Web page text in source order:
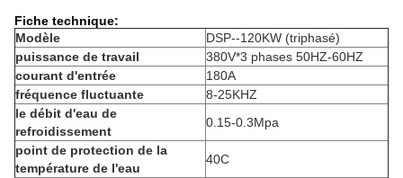
Fiche technique:
Modèle
DSP--120KW (triphasé)
puissance de travail
380V*3 phases 50HZ-60HZ
courant d'entrée
180A
fréquence fluctuante
8-25KHZ
le débit d'eau de
refroidissement
0.15-0.3Mpa
point de protection de la
température de l'eau
40C